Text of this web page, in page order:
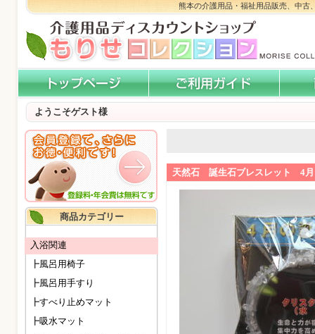
熊本の介護用品・福祉用品販売、中古
ようこそゲスト様
天然石 誕生石ブレスレット 4月
商品カテゴリー
入浴関連
┣風呂用椅子
┣風呂用手すり
┣すべり止めマット
┣吸水マット